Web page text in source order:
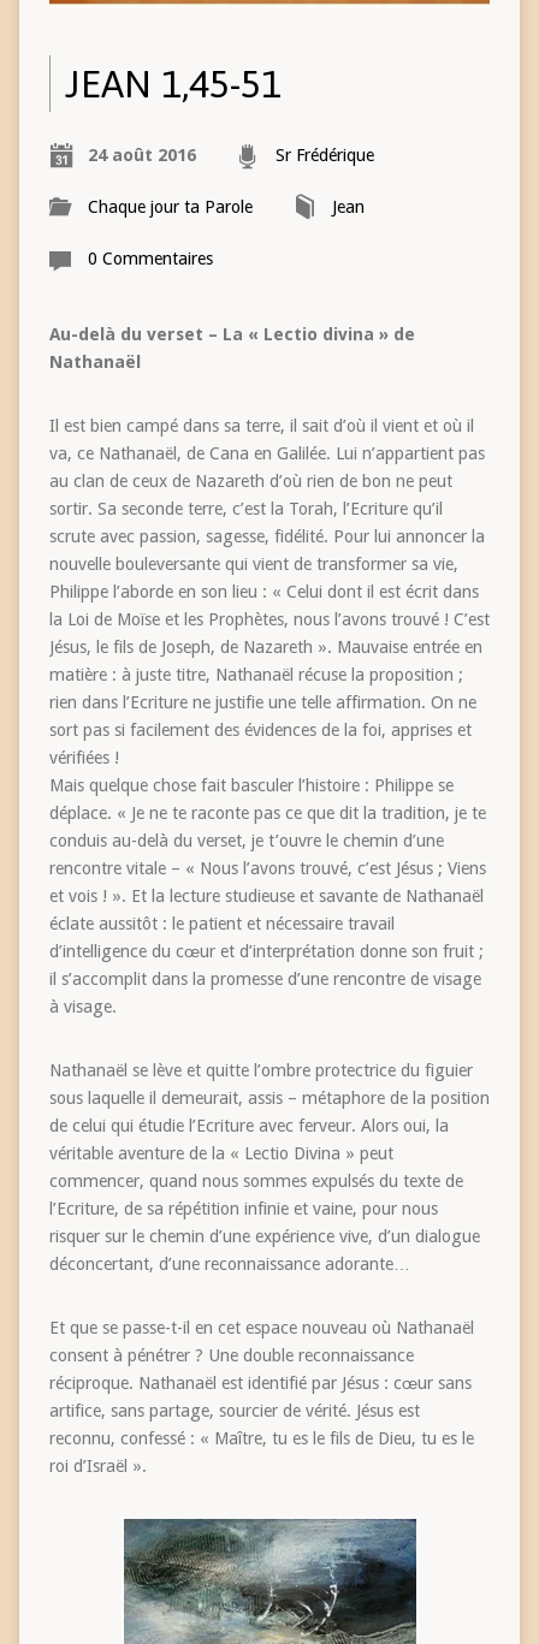
JEAN 1,45-51
24 août 2016 Sr Frédérique
Chaque jour ta Parole Jean
0 Commentaires
Au-delà du verset – La « Lectio divina » de
Nathanaël
Il est bien campé dans sa terre, il sait d’où il vient et où il
va, ce Nathanaël, de Cana en Galilée. Lui n’appartient pas
au clan de ceux de Nazareth d’où rien de bon ne peut
sortir. Sa seconde terre, c’est la Torah, l’Ecriture qu’il
scrute avec passion, sagesse, fidélité. Pour lui annoncer la
nouvelle bouleversante qui vient de transformer sa vie,
Philippe l’aborde en son lieu : « Celui dont il est écrit dans
la Loi de Moïse et les Prophètes, nous l’avons trouvé ! C’est
Jésus, le fils de Joseph, de Nazareth ». Mauvaise entrée en
matière : à juste titre, Nathanaël récuse la proposition ;
rien dans l’Ecriture ne justifie une telle affirmation. On ne
sort pas si facilement des évidences de la foi, apprises et
vérifiées !
Mais quelque chose fait basculer l’histoire : Philippe se
déplace. « Je ne te raconte pas ce que dit la tradition, je te
conduis au-delà du verset, je t’ouvre le chemin d’une
rencontre vitale – « Nous l’avons trouvé, c’est Jésus ; Viens
et vois ! ». Et la lecture studieuse et savante de Nathanaël
éclate aussitôt : le patient et nécessaire travail
d’intelligence du cœur et d’interprétation donne son fruit ;
il s’accomplit dans la promesse d’une rencontre de visage
à visage.
Nathanaël se lève et quitte l’ombre protectrice du figuier
sous laquelle il demeurait, assis – métaphore de la position
de celui qui étudie l’Ecriture avec ferveur. Alors oui, la
véritable aventure de la « Lectio Divina » peut
commencer, quand nous sommes expulsés du texte de
l’Ecriture, de sa répétition infinie et vaine, pour nous
risquer sur le chemin d’une expérience vive, d’un dialogue
déconcertant, d’une reconnaissance adorante…
Et que se passe-t-il en cet espace nouveau où Nathanaël
consent à pénétrer ? Une double reconnaissance
réciproque. Nathanaël est identifié par Jésus : cœur sans
artifice, sans partage, sourcier de vérité. Jésus est
reconnu, confessé : « Maître, tu es le fils de Dieu, tu es le
roi d’Israël ».